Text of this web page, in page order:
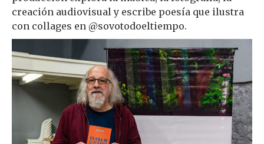
creación audiovisual y escribe poesía que ilustra
con collages en @sovotodoeltiempo.